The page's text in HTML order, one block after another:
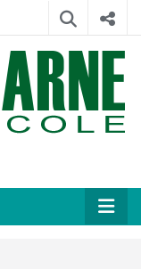
Agricole